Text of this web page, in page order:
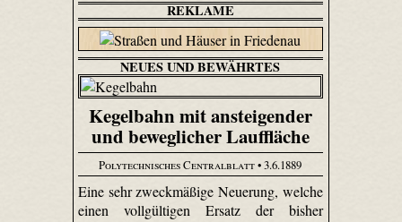
REKLAME
NEUES UND BEWÄHRTES
Kegelbahn mit ansteigender
und beweglicher Lauffläche
Polytechnisches Centralblatt• 3.6.1889
Eine sehr zweckmäßige Neuerung, welche
einen vollgültigen Ersatz der bisher